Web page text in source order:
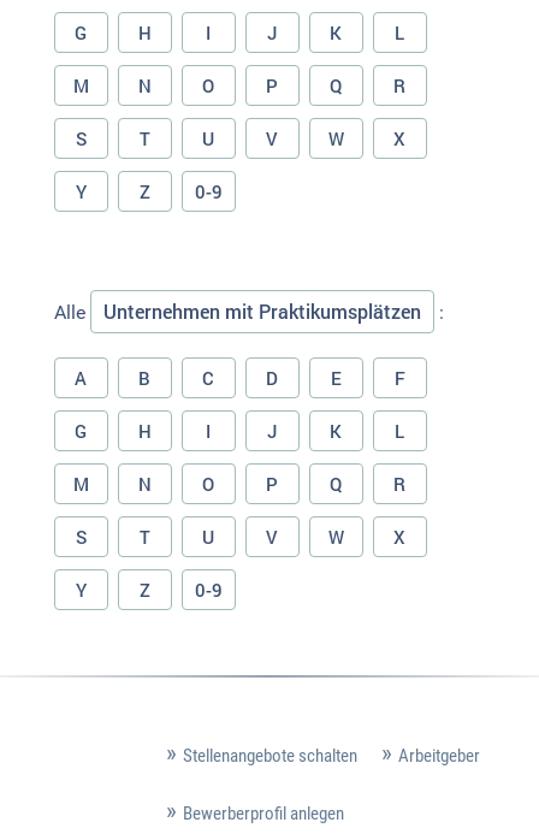
G H I J K L
M N O P Q R
S T U V W X
Y Z 0-9
Alle Unternehmen mit Praktikumsplätzen :
A B C D E F
G H I J K L
M N O P Q R
S T U V W X
Y Z 0-9
Stellenangebote schalten Arbeitgeber
Bewerberprofil anlegen